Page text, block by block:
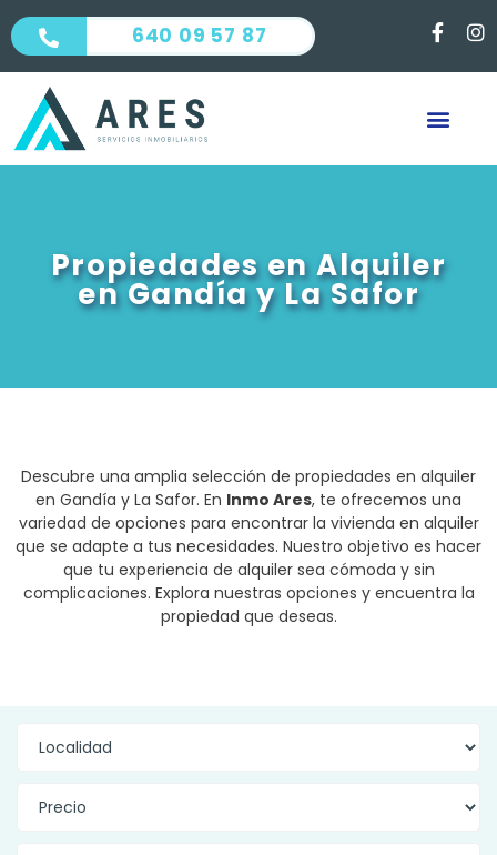
640 09 57 87
Propiedades en Alquiler
en Gandía y La Safor
Descubre una amplia selección de propiedades en alquiler
en Gandía y La Safor. En Inmo Ares, te ofrecemos una
variedad de opciones para encontrar la vivienda en alquiler
que se adapte a tus necesidades. Nuestro objetivo es hacer
que tu experiencia de alquiler sea cómoda y sin
complicaciones. Explora nuestras opciones y encuentra la
propiedad que deseas.